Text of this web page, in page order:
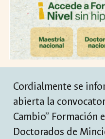
Cordialmente se
abierta la
Cambio” Formación
Doctorados de